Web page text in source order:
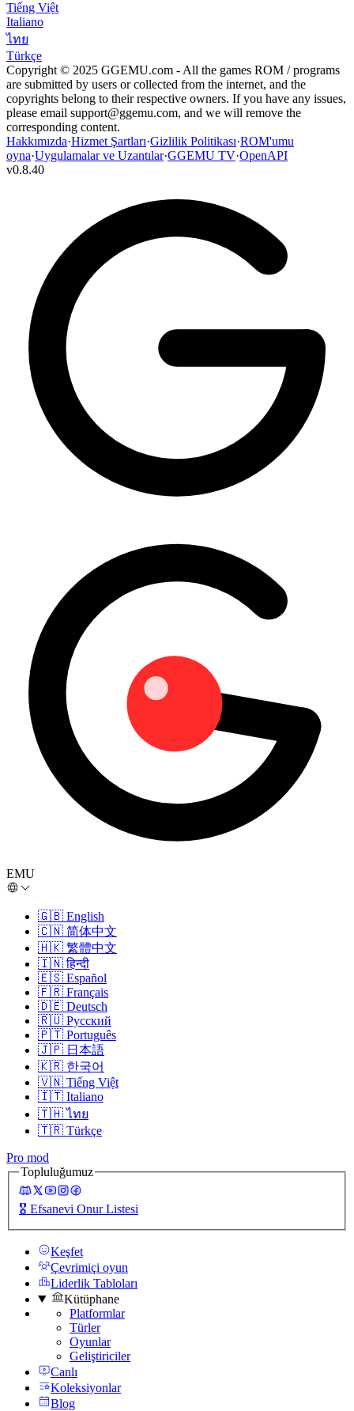
Tiếng Việt
Italiano
ไทย
Türkçe
Copyright © 2025 GGEMU.com - All the games ROM / programs
are submitted by users or collected from the internet, and the
copyrights belong to their respective owners. If you have any issues,
please email support@ggemu.com, and we will remove the
corresponding content.
Hakkımızda·Hizmet Şartları·Gizlilik Politikası·ROM'umu
oyna·Uygulamalar ve Uzantılar·GGEMU TV·OpenAPI
v0.8.40
EMU
🇬🇧 English
🇨🇳 简体中文
🇭🇰 繁體中文
🇮🇳 हिन्दी
🇪🇸 Español
🇫🇷 Français
🇩🇪 Deutsch
🇷🇺 Русский
🇵🇹 Português
🇯🇵 日本語
🇰🇷 한국어
🇻🇳 Tiếng Việt
🇮🇹 Italiano
🇹🇭 ไทย
🇹🇷 Türkçe
Pro mod
Topluluğumuz
🎖️ Efsanevi Onur Listesi
Keşfet
Çevrimiçi oyun
Liderlik Tabloları
Kütüphane
Platformlar
Türler
Oyunlar
Geliştiriciler
Canlı
Koleksiyonlar
Blog